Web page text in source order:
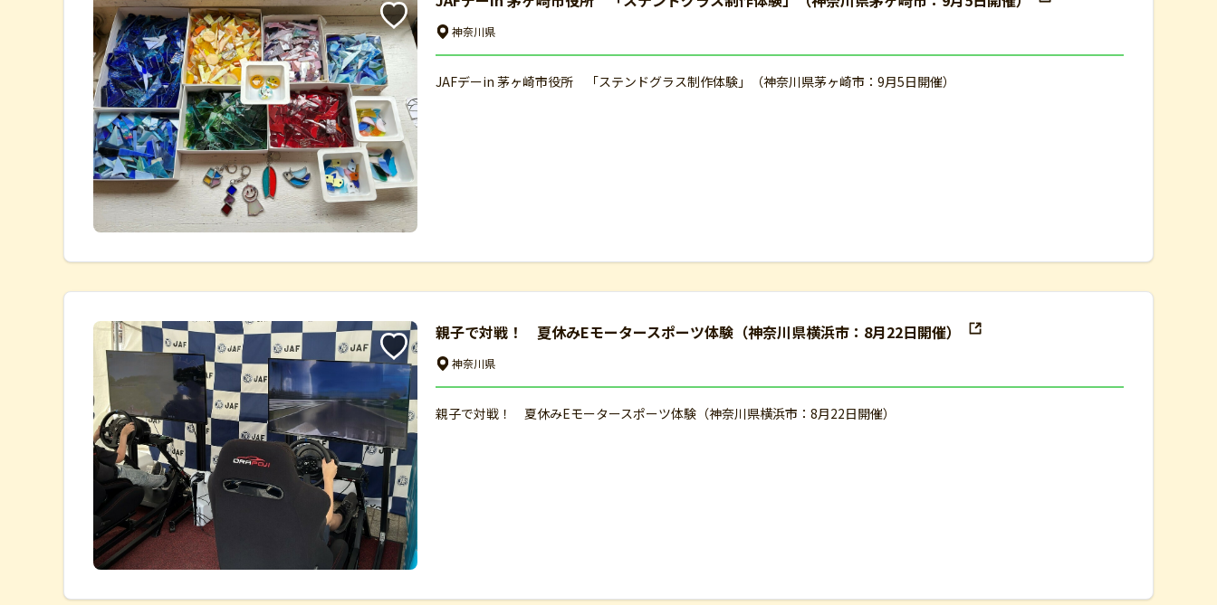
神奈川県
JAFデーin 茅ヶ崎市役所 「ステンドグラス制作体験」（神奈川県茅ヶ崎市：9月5日開催）
親子で対戦！ 夏休みEモータースポーツ体験（神奈川県横浜市：8月22日開催）
神奈川県
親子で対戦！ 夏休みEモータースポーツ体験（神奈川県横浜市：8月22日開催）